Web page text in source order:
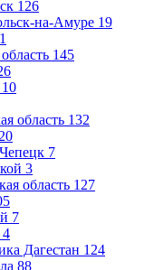
126
на-Амуре 19
1
145
10
область 132
7
3
область 127
7
4
Дагестан 124
88